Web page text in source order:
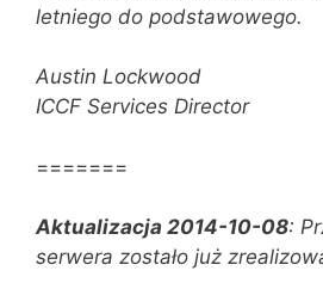
letniego do podstawowego.
Austin Lockwood
ICCF Services Director
=======
Aktualizacja 2014-10-08:
serwera zostało już